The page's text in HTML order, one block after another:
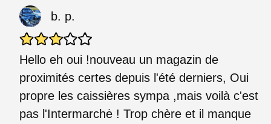
b. p.
Hello eh oui !nouveau un magazin de
proximités certes depuis l'été derniers, Oui
propre les caissières sympa ,mais voilà c'est
pas l'Intermarchė ! Trop chère et il manque